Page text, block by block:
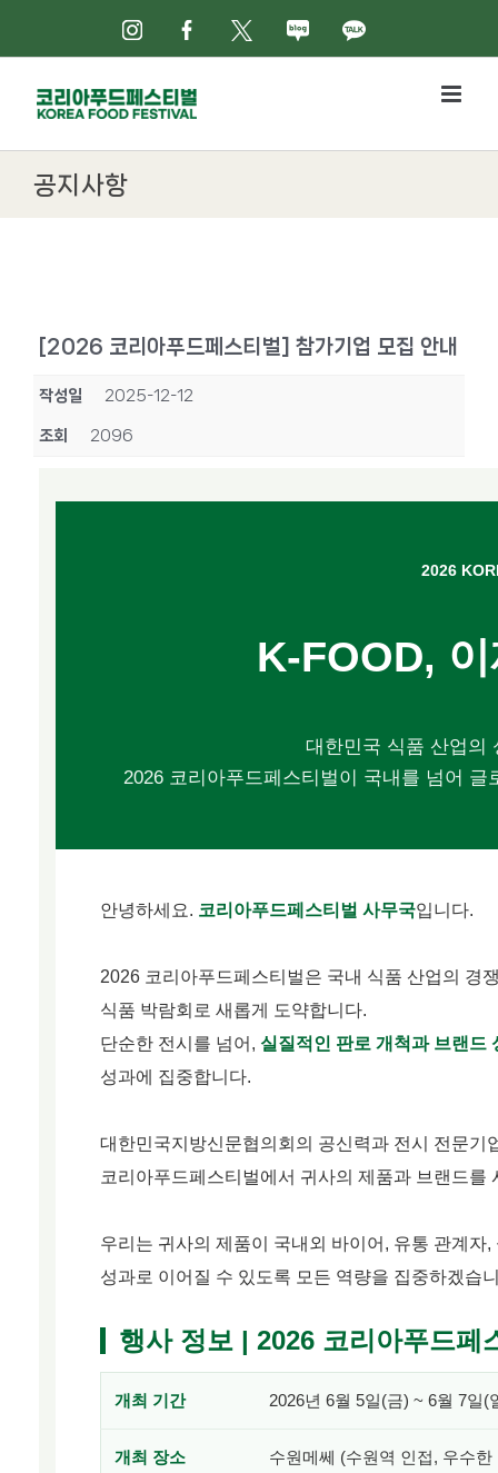
인스타그램
페이스북
X 네이버블로그
카카오톡
공지사항
[2026 코리아푸드페스티벌] 참가기업 모집 안내
작성일 2025-12-12
조회 2096
2026
K-FOOD,
대한민국 식품 산업의
2026 코리아푸드페스티벌이 국내를 넘어
안녕하세요. 코리아푸드페스티벌 사무국입니다.
2026 코리아푸드페스티벌은 국내 식품 산업의 경
식품 박람회로 새롭게 도약합니다.
단순한 전시를 넘어, 실질적인 판로 개척과 브랜드
성과에 집중합니다.
대한민국지방신문협의회의 공신력과 전시 전문기
코리아푸드페스티벌에서 귀사의 제품과 브랜드를
우리는 귀사의 제품이 국내외 바이어, 유통 관계
성과로 이어질 수 있도록 모든 역량을 집중하겠습
행사 정보 | 2026 코리아푸드페
개최 기간 2026년 6월 5일(금) ~ 6월 7일(
개최 장소 수원메쎄 (수원역 인접, 우수한